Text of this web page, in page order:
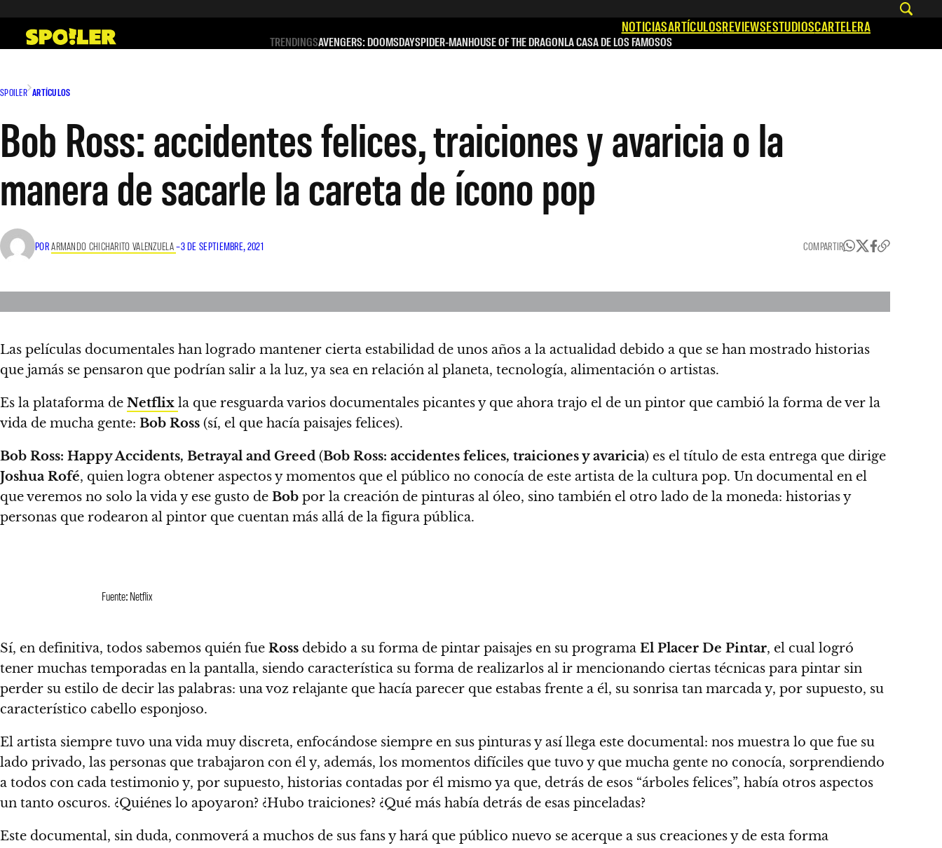
contenido
NOTICIASARTÍCULOSREVIEWSESTUDIOSCARTELERA
TRENDINGSAVENGERS: DOOMSDAYSPIDER-MANHOUSE OF THE DRAGONLA CASA DE LOS FAMOSOS
SPOILER ARTÍCULOS
Bob Ross: accidentes felices, traiciones y avaricia o la
manera de sacarle la careta de ícono pop
PORARMANDO CHICHARITO VALENZUELA–3 DE SEPTIEMBRE, 2021 COMPARTIR
Las películas documentales han logrado mantener cierta estabilidad de unos años a la actualidad debido a que se han mostrado historias
que jamás se pensaron que podrían salir a la luz, ya sea en relación al planeta, tecnología, alimentación o artistas.
Es la plataforma de Netflix la que resguarda varios documentales picantes y que ahora trajo el de un pintor que cambió la forma de ver la
vida de mucha gente: Bob Ross (sí, el que hacía paisajes felices).
Bob Ross: Happy Accidents, Betrayal and Greed (Bob Ross: accidentes felices, traiciones y avaricia) es el título de esta entrega que dirige
Joshua Rofé, quien logra obtener aspectos y momentos que el público no conocía de este artista de la cultura pop. Un documental en el
que veremos no solo la vida y ese gusto de Bob por la creación de pinturas al óleo, sino también el otro lado de la moneda: historias y
personas que rodearon al pintor que cuentan más allá de la figura pública.
Fuente: Netflix
Sí, en definitiva, todos sabemos quién fue Ross debido a su forma de pintar paisajes en su programa El Placer De Pintar, el cual logró
tener muchas temporadas en la pantalla, siendo característica su forma de realizarlos al ir mencionando ciertas técnicas para pintar sin
perder su estilo de decir las palabras: una voz relajante que hacía parecer que estabas frente a él, su sonrisa tan marcada y, por supuesto, su
característico cabello esponjoso.
El artista siempre tuvo una vida muy discreta, enfocándose siempre en sus pinturasy así llega este documental: nos muestra lo que fue su
lado privado, las personas que trabajaron con él y, además, los momentos difíciles que tuvo y que mucha gente no conocía, sorprendiendo
a todos con cada testimonio y, por supuesto, historias contadas por él mismo ya que, detrás de esos “árboles felices”, había otros aspectos
un tanto oscuros. ¿Quiénes lo apoyaron? ¿Hubo traiciones? ¿Qué más había detrás de esas pinceladas?
Este documental, sin duda, conmoverá a muchos de sus fans y hará que público nuevo se acerque a sus creaciones y de esta forma